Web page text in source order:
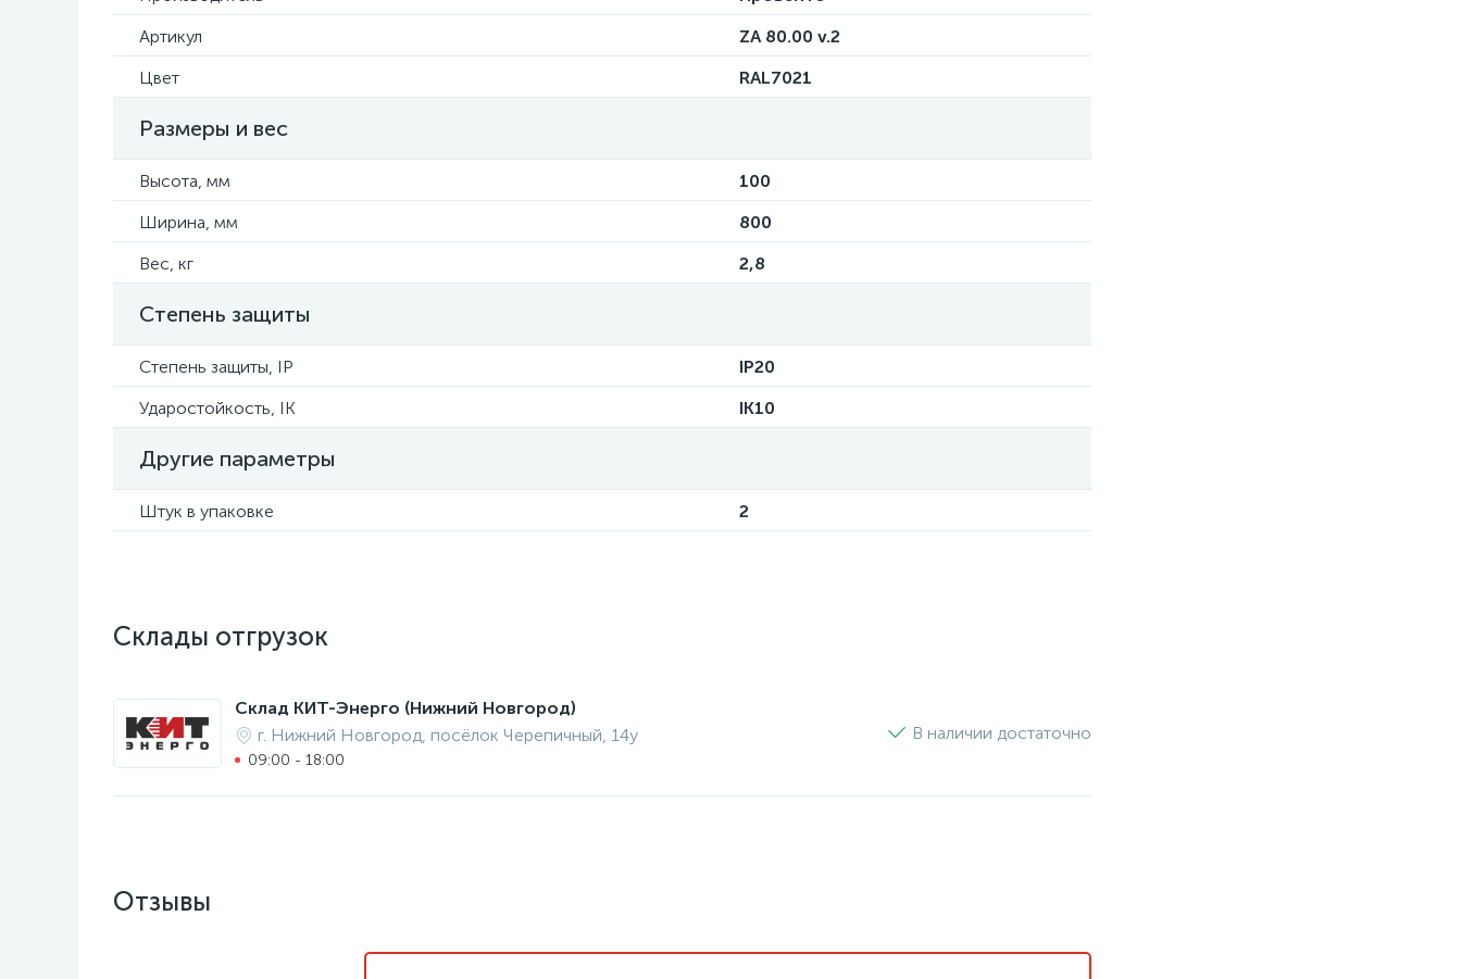
Артикул
ZA 80.00 v.2
Цвет
RAL7021
Размеры и вес
Высота, мм
100
Ширина, мм
800
Вес, кг
2,8
Степень защиты
Степень защиты, IP
IP20
Ударостойкость, IK
IK10
Другие параметры
Штук в упаковке 2
Склады отгрузок
Склад КИТ-Энерго (Нижний Новгород)
г. Нижний Новгород, посёлок Черепичный, 14у
09:00 - 18:00
В наличии достаточно
Отзывы